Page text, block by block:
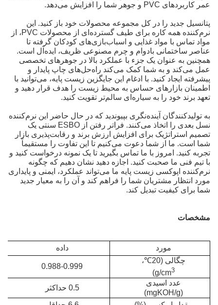
عمر کاربردهای PVC و جوهر شما را افزایش می‌دهد.
پتانسیل جدید را در کل مجموعه محصولات خود باز کنید. این
نرم‌کننده همه کاره برای طیف گسترده‌ای از محصولات PVC، از
مواد تماس با مواد غذایی و اسباب‌بازی‌های کودکان گرفته تا
عناصر ساختمانی بادوام و چرم مصنوعی ظریف، ایده‌آل است.
همچنین به عنوان یک جزء با عملکرد بالا در جوهرهای تخصصی
عمل می‌کند و به شما کمک می‌کند راه‌حل‌های چاپ پایدار و
پیشرفته ایجاد کنید. با ادغام این جایگزین زیست‌ پایه، می‌توانید با
اطمینان بازارهای حساس به محیط زیست را هدف قرار دهید و
تعهد برند خود را به سیاره‌ای سالم‌تر تقویت کنید.
به تولیدکنندگان آینده‌نگری بپیوندید که در حال حاضر این نرم‌کننده
نسل بعدی را اتخاذ می‌کنند. فراتر رفتن از ESBO سنتی یک
تصمیم استراتژیک برای افزایش ارزش برند و رقابت‌پذیری بازار
شما است. ما از شما دعوت می‌کنیم تا این تفاوت را مستقیماً
تجربه کنید. امروز با ما تماس بگیرید تا یک نمونه درخواست کنید و
با تیم فنی ما صحبت کنید. اجازه دهید نشان دهیم که چگونه
نرم‌کننده اپوکسی زیست‌ پایه ما می‌تواند عملکرد، ایمنی و پایداری
مورد انتظار مشتریان شما را فراهم کند و آن را به معیار جدید
شما برای کیفیت تبدیل کند.
مشخصات
مورد
داده
چگالی (20℃،
g/cm3
)
0.988-0.999
عدد اسیدی
(mgKOH/g)
0.5 حداکثر